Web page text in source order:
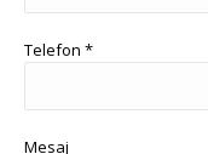
Telefon *
Mesaj